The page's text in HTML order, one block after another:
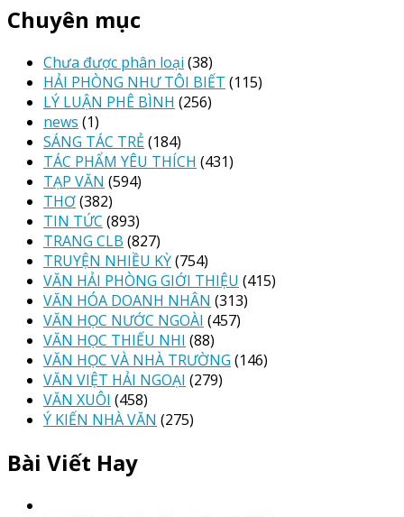
Chuyên mục
Chưa được phân loại (38)
HẢI PHÒNG NHƯ TÔI BIẾT (115)
LÝ LUẬN PHÊ BÌNH (256)
news (1)
SÁNG TÁC TRẺ (184)
TÁC PHẨM YÊU THÍCH (431)
TẠP VĂN (594)
THƠ(382)
TIN TỨC (893)
TRANG CLB (827)
TRUYỆN NHIỀU KỲ(754)
VĂN HẢI PHÒNG GIỚI THIỆU (415)
VĂN HÓA DOANH NHÂN (313)
VĂN HỌC NƯỚC NGOÀI (457)
VĂN HỌC THIẾU NHI (88)
VĂN HỌC VÀ NHÀ TRƯỜNG (146)
VĂN VIỆT HẢI NGOẠI (279)
VĂN XUÔI (458)
Ý KIẾN NHÀ VĂN (275)
Bài Viết Hay